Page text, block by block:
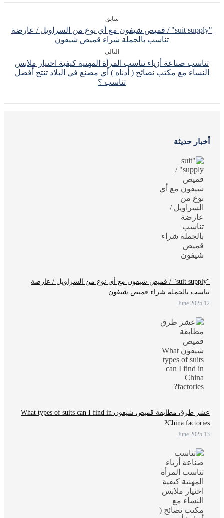
سابق
"suit supply" / قميص شيفون مع أي نوع من السراويل / عارضة
تناسب بالجملة شراء قميص شيفون
التالي
تناسب صناعة أزياء تناسب المرأة المهنية كيفية اختيار ملابس
النساء مع مكتب نصائح ( أدناه ) أي مصنع في البلاد تنتج أفضل
تناسب ؟
أخبار حديثة
"suit supply" / قميص شيفون مع أي نوع من السراويل / عارضة
تناسب بالجملة شراء قميص شيفون
12 June 2025
عشر طرق مطابقة قميص شيفون What types of suits can I find in
China factories?
13 June 2025